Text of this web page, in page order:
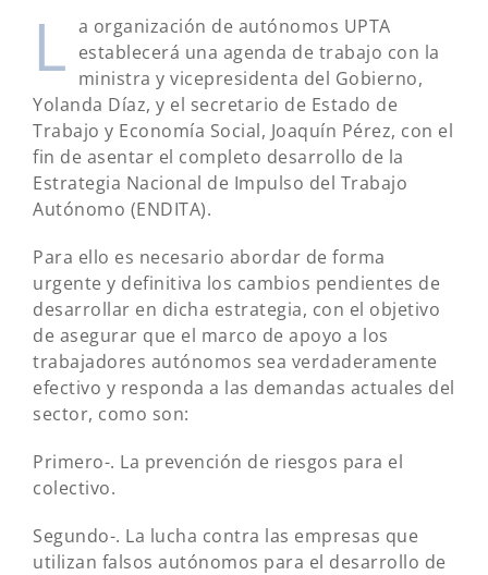
L a organización de autónomos UPTA
establecerá una agenda de trabajo con la
ministra y vicepresidenta del Gobierno,
Yolanda Díaz, y el secretario de Estado de
Trabajo y Economía Social, Joaquín Pérez, con el
fin de asentar el completo desarrollo de la
Estrategia Nacional de Impulso del Trabajo
Autónomo (ENDITA).
Para ello es necesario abordar de forma
urgente y definitiva los cambios pendientes de
desarrollar en dicha estrategia, con el objetivo
de asegurar que el marco de apoyo a los
trabajadores autónomos sea verdaderamente
efectivo y responda a las demandas actuales del
sector, como son:
Primero-. La prevención de riesgos para el
colectivo.
Segundo-. La lucha contra las empresas que
utilizan falsos autónomos para el desarrollo de